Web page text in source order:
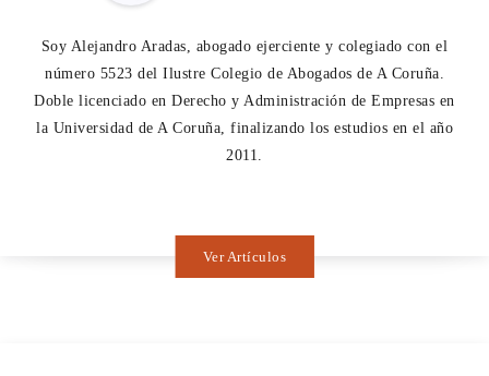
Soy Alejandro Aradas, abogado ejerciente y colegiado con el
número 5523 del Ilustre Colegio de Abogados de A Coruña.
Doble licenciado en Derecho y Administración de Empresas en
la Universidad de A Coruña, finalizando los estudios en el año
2011.
Ver Artículos